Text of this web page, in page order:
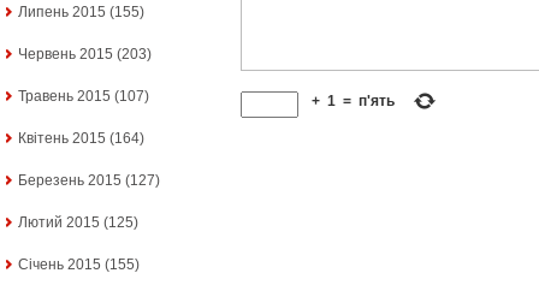
Липень 2015 (155)
Червень 2015 (203)
Травень 2015 (107)
Квітень 2015 (164)
Березень 2015 (127)
Лютий 2015 (125)
Січень 2015 (155)
+ 1 = п'ять